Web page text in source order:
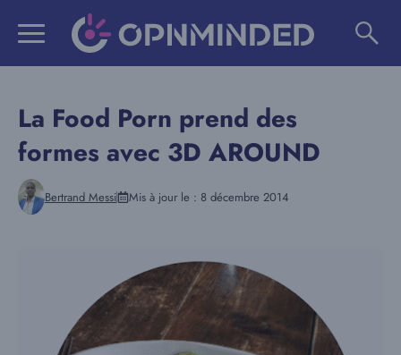
La Food Porn prend des
formes avec 3D AROUND
Bertrand Messi Mis à jour le : 8 décembre 2014